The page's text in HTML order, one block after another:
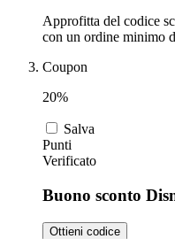
Approfitta del codice
con un ordine minimo
Coupon
20%
Salva
Punti
Verificato
Buono sconto
Ottieni codice